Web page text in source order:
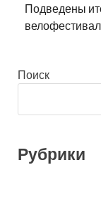
Подведены
Поиск
Рубрики